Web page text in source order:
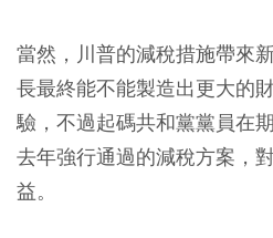
當然，川普的減稅措施帶來
長最終能不能製造出更大的
驗，不過起碼共和黨黨員在
去年強行通過的減稅方案，
益。